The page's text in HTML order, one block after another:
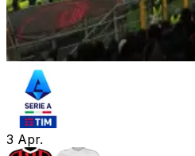
3 Apr.